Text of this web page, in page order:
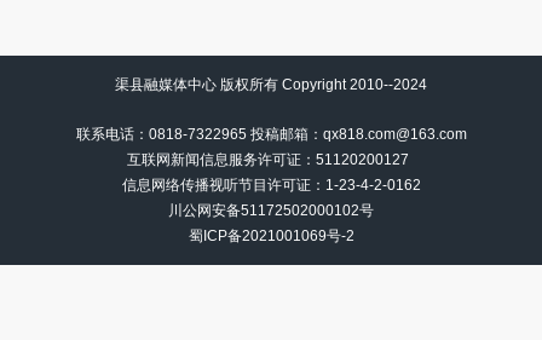
渠县融媒体中心 版权所有 Copyright 2010--2024
联系电话：0818-7322965 投稿邮箱：qx818.com@163.com
互联网新闻信息服务许可证：51120200127
信息网络传播视听节目许可证： 1-23-4-2-0162
川公网安备51172502000102号
蜀ICP备2021001069号-2